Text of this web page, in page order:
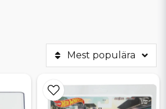
Mest populära